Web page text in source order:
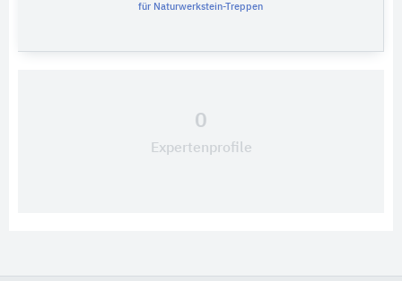
für Naturwerkstein-Treppen
0
Expertenprofile